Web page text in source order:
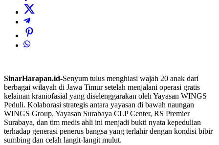
SinarHarapan.id-Senyum tulus menghiasi wajah 20 anak dari
berbagai wilayah di Jawa Timur setelah menjalani operasi gratis
kelainan kraniofasial yang diselenggarakan oleh Yayasan WINGS
Peduli. Kolaborasi strategis antara yayasan di bawah naungan
WINGS Group, Yayasan Surabaya CLP Center, RS Premier
Surabaya, dan tim medis ahli ini menjadi bukti nyata kepedulian
terhadap generasi penerus bangsa yang terlahir dengan kondisi bibir
sumbing dan celah langit-langit mulut.